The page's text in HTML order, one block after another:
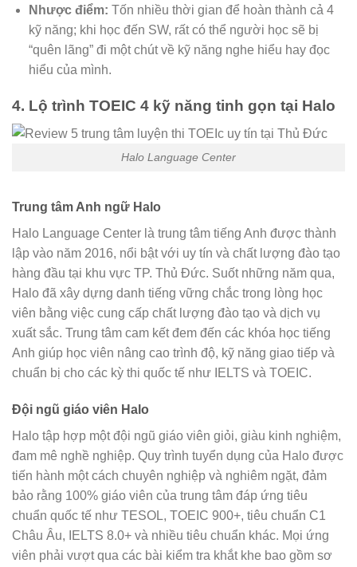
Nhược điểm: Tốn nhiều thời gian để hoàn thành cả 4
kỹ năng; khi học đến SW, rất có thể người học sẽ bị
“quên lãng” đi một chút về kỹ năng nghe hiểu hay đọc
hiểu của mình.
4. Lộ trình TOEIC 4 kỹ năng tinh gọn tại Halo
Halo Language Center
Trung tâm Anh ngữ Halo
Halo Language Center là trung tâm tiếng Anh được thành
lập vào năm 2016, nổi bật với uy tín và chất lượng đào tạo
hàng đầu tại khu vực TP. Thủ Đức. Suốt những năm qua,
Halo đã xây dựng danh tiếng vững chắc trong lòng học
viên bằng việc cung cấp chất lượng đào tạo và dịch vụ
xuất sắc. Trung tâm cam kết đem đến các khóa học tiếng
Anh giúp học viên nâng cao trình độ, kỹ năng giao tiếp và
chuẩn bị cho các kỳ thi quốc tế như IELTS và TOEIC.
Đội ngũ giáo viên Halo
Halo tập hợp một đội ngũ giáo viên giỏi, giàu kinh nghiệm,
đam mê nghề nghiệp. Quy trình tuyển dụng của Halo được
tiến hành một cách chuyên nghiệp và nghiêm ngặt, đảm
bảo rằng 100% giáo viên của trung tâm đáp ứng tiêu
chuẩn quốc tế như TESOL, TOEIC 900+, tiêu chuẩn C1
Châu Âu, IELTS 8.0+ và nhiều tiêu chuẩn khác. Mọi ứng
viên phải vượt qua các bài kiểm tra khắt khe bao gồm sơ